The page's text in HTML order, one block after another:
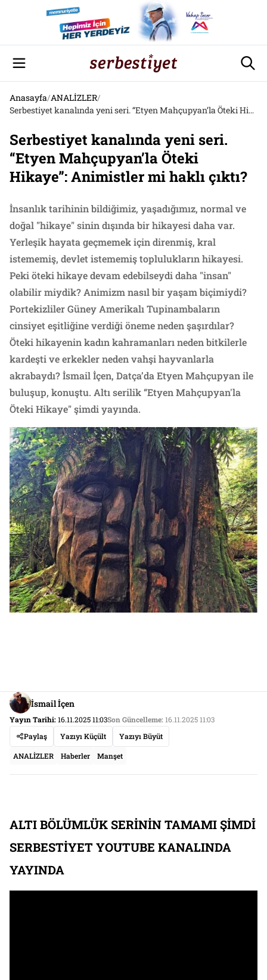
Anasayfa/ANALİZLER/
Serbestiyet kanalında yeni seri. “Etyen Mahçupyan’la Öteki Hikaye”: Animistler mi haklı çıktı?
Serbestiyet kanalında yeni seri.
“Etyen Mahçupyan’la Öteki
Hikaye”: Animistler mi haklı çıktı?
İnsanlık tarihinin bildiğimiz, yaşadığımız, normal ve
doğal "hikaye" sinin dışında bir hikayesi daha var.
Yerleşik hayata geçmemek için direnmiş, kral
istememiş, devlet istememiş toplulukların hikayesi.
Peki öteki hikaye devam edebilseydi daha "insan"
olabilir miydik? Animizm nasıl bir yaşam biçimiydi?
Portekizliler Güney Amerikalı Tupinambaların
cinsiyet eşitliğine verdiği öneme neden şaşırdılar?
Öteki hikayenin kadın kahramanları neden bitkilerle
kardeşti ve erkekler neden vahşi hayvanlarla
akrabaydı? İsmail İçen, Datça’da Etyen Mahçupyan ile
buluşup, konuştu. Altı serilik “Etyen Mahçupyan'la
Öteki Hikaye" şimdi yayında.
İsmail İçen
Yayın Tarihi:16.11.2025 11:03Son Güncelleme:16.11.2025 11:03
Paylaş
Yazıyı Küçült Yazıyı Büyüt
ANALİZLER Haberler Manşet
ALTI BÖLÜMLÜK SERİNİN TAMAMI ŞİMDİ
SERBESTİYET YOUTUBE KANALINDA
YAYINDA